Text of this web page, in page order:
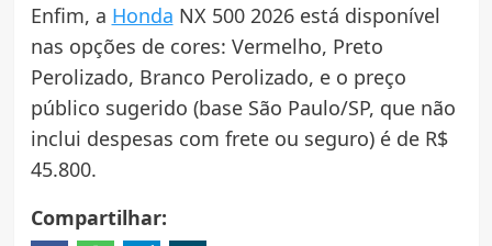
Enfim, a Honda NX 500 2026 está disponível
nas opções de cores: Vermelho, Preto
Perolizado, Branco Perolizado, e o preço
público sugerido (base São Paulo/SP, que não
inclui despesas com frete ou seguro) é de R$
45.800.
Compartilhar: